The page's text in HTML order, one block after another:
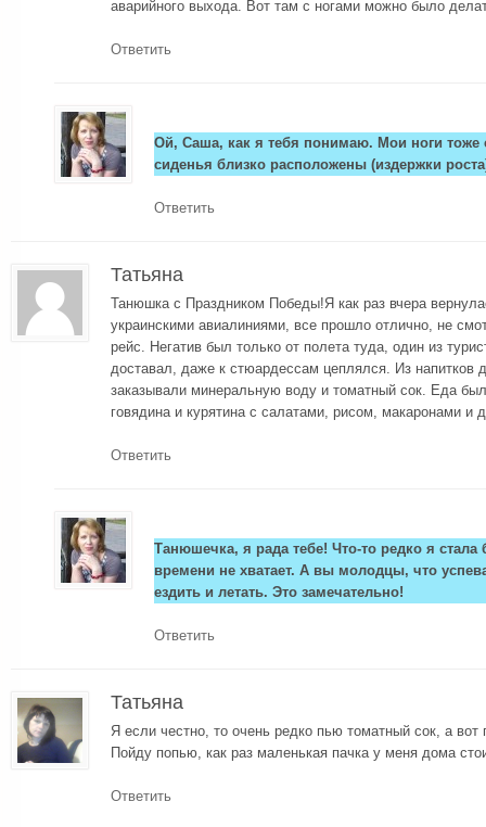
аварийного выхода. Вот там с ногами можно было
Ответить
Ой, Саша, как я тебя понимаю. Мои ноги тоже
сиденья близко расположены (издержки
Ответить
Татьяна
Танюшка с Праздником Победы!Я как раз вчера
украинскими авиалиниями, все прошло отлично, не
рейс. Негатив был только от полета туда, один из
доставал, даже к стюардессам цеплялся. Из напитков
заказывали минеральную воду и томатный сок. Еда
говядина и курятина с салатами, рисом, макаронами и
Ответить
Танюшечка, я рада тебе! Что-то редко я
времени не хватает. А вы молодцы, что
ездить и летать. Это замечательно!
Ответить
Татьяна
Я если честно, то очень редко пью томатный сок, а вот
Пойду попью, как раз маленькая пачка у меня дома
Ответить